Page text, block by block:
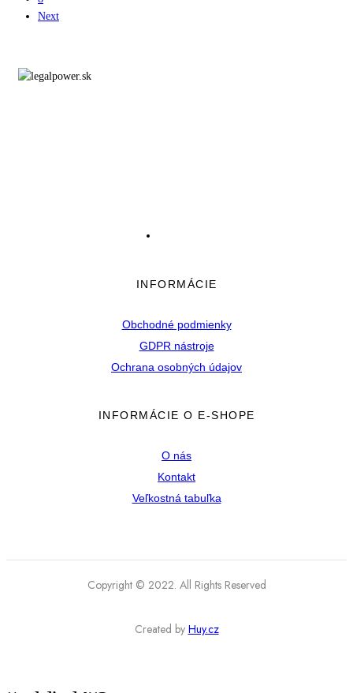
Next
INFORMÁCIE
Obchodné podmienky
GDPR nástroje
Ochrana osobných údajov
INFORMÁCIE O E-SHOPE
O nás
Kontakt
Veľkostná tabuľka
Copyright © 2022. All Rights Reserved
Created by Huy.cz